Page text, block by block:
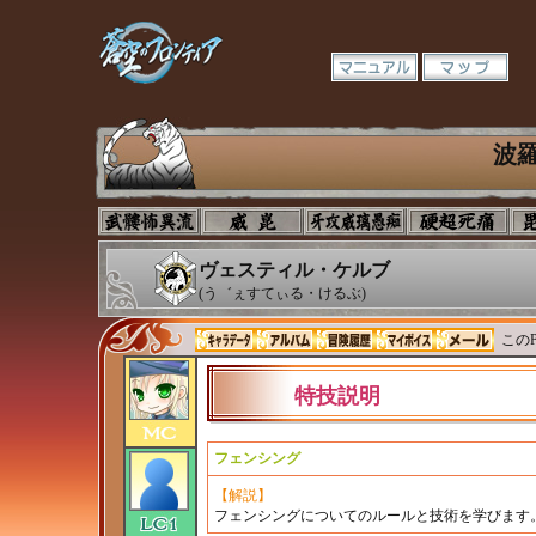
波
ヴェスティル・ケルブ
(う゛ぇすてぃる・けるぶ)
この
特技説明
フェンシング
【解説】
フェンシングについてのルールと技術を学びます